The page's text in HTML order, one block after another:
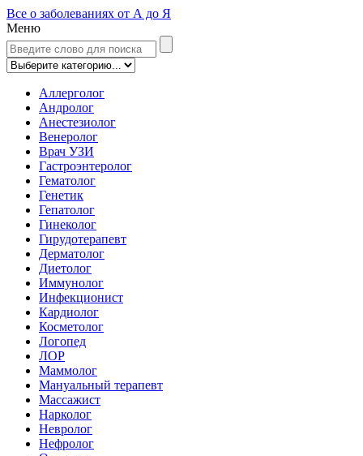
Все о заболеваниях от А до Я
Меню
Аллерголог
Андролог
Анестезиолог
Венеролог
Врач УЗИ
Гастроэнтеролог
Гематолог
Генетик
Гепатолог
Гинеколог
Гирудотерапевт
Дерматолог
Диетолог
Иммунолог
Инфекционист
Кардиолог
Косметолог
Логопед
ЛОР
Маммолог
Мануальный терапевт
Массажист
Нарколог
Невролог
Нефролог